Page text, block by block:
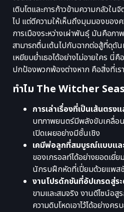
เติบโตและการก้าวข้ามความกลัวใ
ไป แต่ตีความให้เห็นถึงมุมมองขอ
การเมืองระหว่างเผ่าพันธุ์ มันคือภ
สามารถตื่นเต้นไปกับฉากต่อสู้ที่ดุดั
เหยียบย่ำเธอได้อย่างไม่อายใคร นี่
ปกป้องพวกพ้องต่างหาก คือสิ่งที่เร
ทำไม The Witcher
การเล่าเรื่องที่เป็นเส้นตร
บทภาพยนตร์มีพลังขับเคลื่อน
เปิดเผยอย่างมีชั้นเชิง
เคมีพ่อลูกที่สมบูรณ์แบบแล
ของเกรอลท์ได้อย่างยอดเ
นักรบฝึกหัดที่เปี่ยมด้วยแพสชั
งานโปรดักชันที่อัปเกรดสู่
ขามและสมจริง งานดีไซน์อ
ความดิบโหดเอาไว้ได้อย่างคร